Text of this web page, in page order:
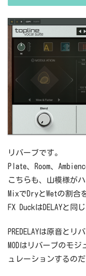
リバーブです。
Plate、Room、
こちらも、山模様が
MixでDryとWetの割合
FX DuckはDELAYと同
PREDELAYは原音と
MODはリバーブのモ
ュレーションするのだ